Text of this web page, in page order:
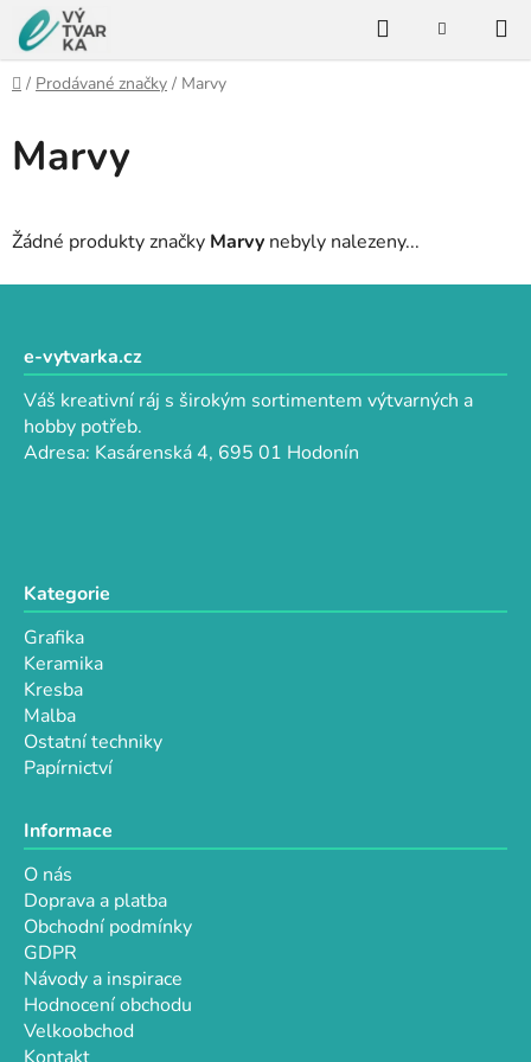
Přejít
na
obsah
HledatNÁKUPNÍ
Domů
/ Prodávané značky / Marvy
Marvy
Žádné produkty značky Marvy nebyly nalezeny...
e-vytvarka.cz
Váš kreativní ráj s širokým sortimentem výtvarných a
hobby potřeb.
Adresa: Kasárenská 4, 695 01 Hodonín
Kategorie
Grafika
Keramika
Kresba
Malba
Ostatní techniky
Papírnictví
Informace
O nás
Doprava a platba
Obchodní podmínky
GDPR
Návody a inspirace
Hodnocení obchodu
Velkoobchod